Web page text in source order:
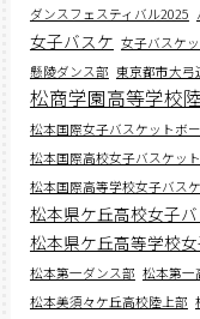
ダンスフェスティバル2025
女子バスケ 女子バスケ
懸陵ダンス部 東京都市大弓
松商学園高等学校
松本国際女子バスケットボ
松本国際高校女子バスケッ
松本国際高等学校女子バス
松本県ケ丘高校女子
松本県ケ丘高等学校
松本第一ダンス部 松本第一
松本美須々ケ丘高校陸上部